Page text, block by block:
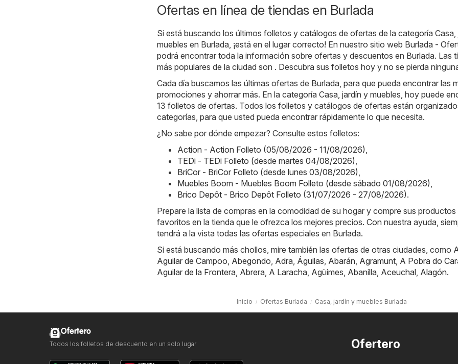
Ofertas en línea de tiendas en Burlada
Si está buscando los últimos folletos y catálogos de ofertas de la categoría Casa,
muebles en Burlada, ¡está en el lugar correcto! En nuestro sitio web Burlada -
podrá encontrar toda la información sobre ofertas y descuentos en Burlada. Las
más populares de la ciudad son . Descubra sus folletos hoy y no se pierda
Cada día buscamos las últimas ofertas de Burlada, para que pueda encontrar las
promociones y ahorrar más. En la categoría Casa, jardín y muebles, hoy puede
13 folletos de ofertas. Todos los folletos y catálogos de ofertas están
categorías, para que usted pueda encontrar rápidamente lo que necesita.
¿No sabe por dónde empezar? Consulte estos folletos:
Action - Action Folleto (05/08/2026 - 11/08/2026),
TEDi - TEDi Folleto (desde martes 04/08/2026),
BriCor - BriCor Folleto (desde lunes 03/08/2026),
Muebles Boom - Muebles Boom Folleto (desde sábado 01/08/2026),
Brico Depôt - Brico Depôt Folleto (31/07/2026 - 27/08/2026).
Prepare la lista de compras en la comodidad de su hogar y compre sus productos
favoritos en la tienda que le ofrezca los mejores precios. Con nuestra ayuda,
tendrá a la vista todas las ofertas especiales en Burlada.
Si está buscando más chollos, mire también las ofertas de otras ciudades, como
Aguilar de Campoo, Abegondo, Adra, Águilas, Abarán, Agramunt, A Pobra do
Aguilar de la Frontera, Abrera, A Laracha, Agüimes, Abanilla, Aceuchal, Alagón.
Inicio Ofertas Burlada Casa, jardín y muebles Burlada
Ofertero
Ofertero
Todos los folletos de descuento en un solo lugar